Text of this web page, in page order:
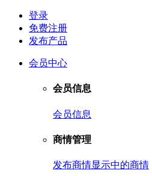
登录
免费注册
发布产品
会员中心
会员信息
会员信息
商情管理
发布商情显示中的商情